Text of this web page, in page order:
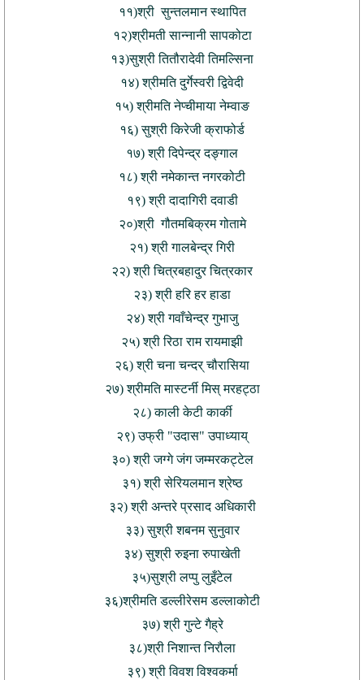
११)श्री सुन्तलमान स्थापित
१२)श्रीमती सान्नानी सापकोटा
१३)सुश्री तितौरादेवी तिमल्सिना
१४) श्रीमति दुर्गेस्वरी द्विवेदी
१५) श्रीमति नेप्चीमाया नेम्वाङ
१६) सुश्री किरेजी क्राफोर्ड
१७) श्री दिपेन्द्र दङ्गाल
१८) श्री नमेकान्त नगरकोटी
१९) श्री दादागिरी दवाडी
२०)श्री गौतमबिक्रम गोतामे
२१) श्री गालबेन्द्र गिरी
२२) श्री चित्रबहादुर चित्रकार
२३) श्री हरि हर हाडा
२४) श्री गवाँचेन्द्र गुभाजु
२५) श्री रिठा राम रायमाझी
२६) श्री चना चन्दर् चौरासिया
२७) श्रीमति मास्टर्नी मिस् मरहट्ठा
२८) काली केटी कार्की
२९) उफ्री "उदास" उपाध्याय्
३०) श्री जग्गे जंग जम्मरकट्टेल
३१) श्री सेरियलमान श्रेष्ठ
३२) श्री अन्तरे प्रसाद अधिकारी
३३) सुश्री शबनम सुनुवार
३४) सुश्री रुइना रुपाखेती
३५)सुश्री लप्पु लुइँटेल
३६)श्रीमति डल्लीरेसम डल्लाकोटी
३७) श्री गुन्टे गैह्रे
३८)श्री निशान्त निरौला
३९) श्री विवश विश्वकर्मा